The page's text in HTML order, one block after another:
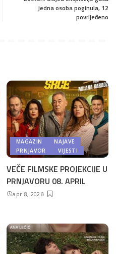
jedna osoba poginula, 12
povrijeđeno
MAGAZIN
NAJAVE
PRNJAVOR
VIJESTI
VEČE FILMSKE PROJEKCIJE U
PRNJAVORU 08. APRIL
apr 8, 2026